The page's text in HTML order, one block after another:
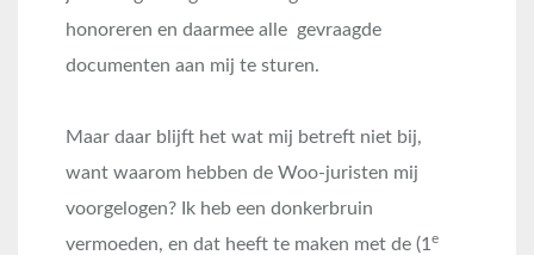
honoreren en daarmee alle gevraagde
documenten aan mij te sturen.
Maar daar blijft het wat mij betreft niet bij,
want waarom hebben de Woo-juristen mij
voorgelogen? Ik heb een donkerbruin
vermoeden, en dat heeft te maken met de (1 e